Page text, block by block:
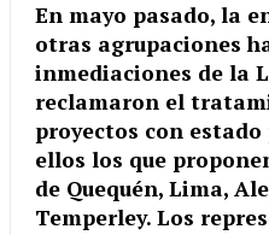
En mayo pasado, la
otras agrupaciones
inmediaciones de la
reclamaron el
proyectos con
ellos los que
de Quequén, Lima,
Temperley. Los